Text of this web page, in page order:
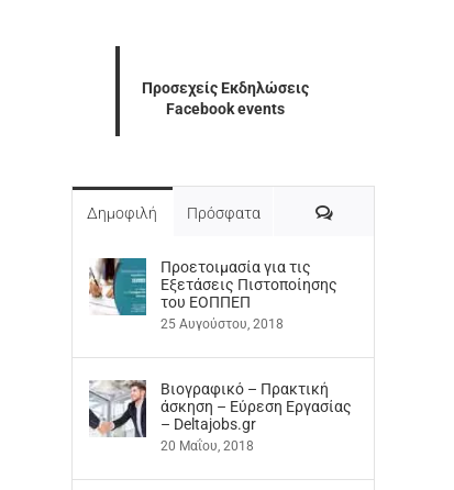
Προσεχείς Εκδηλώσεις
Facebook events
Δημοφιλή Πρόσφατα Σχόλια
Προετοιμασία για τις
Εξετάσεις Πιστοποίησης
του ΕΟΠΠΕΠ
25 Αυγούστου, 2018
Βιογραφικό – Πρακτική
άσκηση – Εύρεση Εργασίας
– Deltajobs.gr
20 Μαΐου, 2018